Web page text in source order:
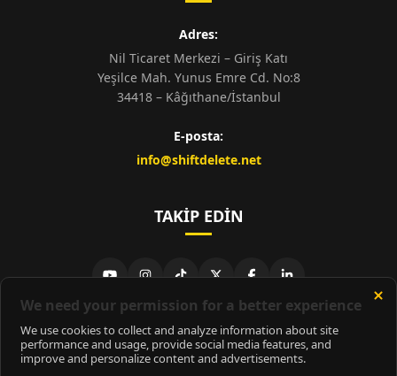
Adres:
Nil Ticaret Merkezi – Giriş Katı
Yeşilce Mah. Yunus Emre Cd. No:8
34418 – Kâğıthane/İstanbul
E-posta:
info@shiftdelete.net
TAKIP EDIN